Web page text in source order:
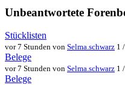
Unbeantwortete
Stücklisten
vor 7 Stunden von Selma.schwarz 1
Belege
vor 7 Stunden von Selma.schwarz 1
Belege